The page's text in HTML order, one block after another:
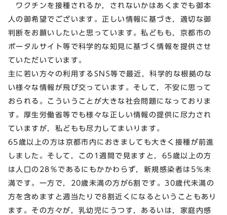
ワクチンを接種されるか，されないかはあくまでも御本
人の御希望でございます。正しい情報に基づき，適切な御
判断をお願いしたいと思っています。私どもも，京都市の
ポータルサイト等で科学的な知見に基づく情報を提供させ
ていただいています。
主に若い方々の利用するSNS等で最近，科学的な根拠のな
い様々な情報が飛び交っています。そして，不安に思って
おられる。こういうことが大きな社会問題になっておりま
す。厚生労働省等でも様々な正しい情報の提供に尽力され
ていますが，私どもも尽力してまいります。
65歳以上の方は京都市内におきましても大きく接種が前進
しました。そして，この1週間で見ますと，65歳以上の方
は人口の28％であるにもかかわらず，新規感染者は5％未
満です。一方で，20歳未満の方が6割です。30歳代未満の
方を含めますと週当たりで8割近くになるということもあり
ます。その方々が，乳幼児にうつす，あるいは，家庭内感